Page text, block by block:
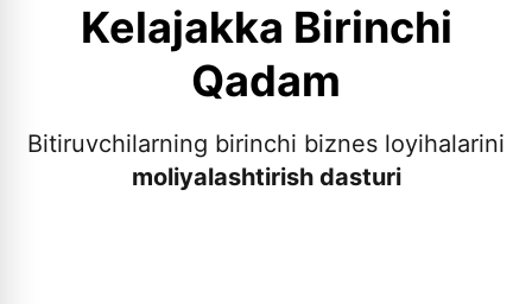
Kelajakka Birinchi
Qadam
Bitiruvchilarning birinchi biznes loyihalarini
moliyalashtirish dasturi